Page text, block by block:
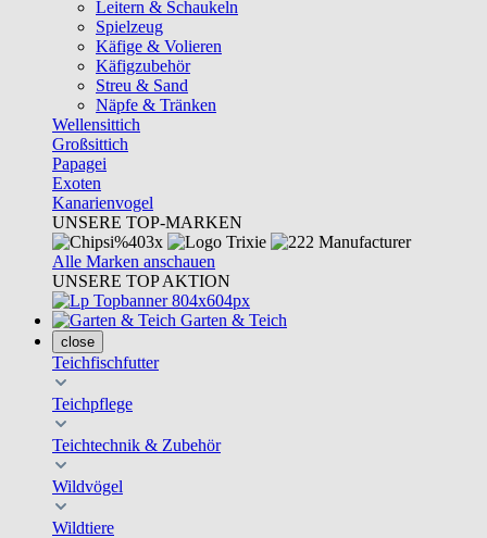
Leitern & Schaukeln
Spielzeug
Käfige & Volieren
Käfigzubehör
Streu & Sand
Näpfe & Tränken
Wellensittich
Großsittich
Papagei
Exoten
Kanarienvogel
UNSERE TOP-MARKEN
Alle Marken anschauen
UNSERE TOP AKTION
Garten & Teich
close
Teichfischfutter
Teichpflege
Teichtechnik & Zubehör
Wildvögel
Wildtiere